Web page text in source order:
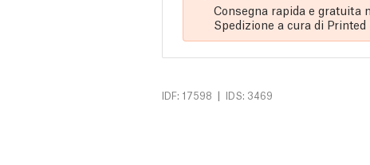
Consegna rapida e gratuita
Spedizione a cura di Printed
IDF: 17598 | IDS: 3469